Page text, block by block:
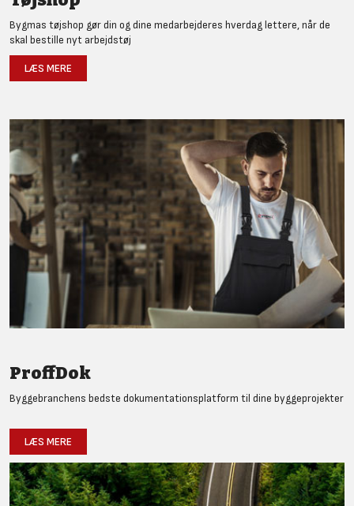
Bygmas tøjshop gør din og dine medarbejderes hverdag lettere, når de
skal bestille nyt arbejdstøj
LÆS MERE
ProffDok
Byggebranchens bedste dokumentationsplatform til dine byggeprojekter
LÆS MERE